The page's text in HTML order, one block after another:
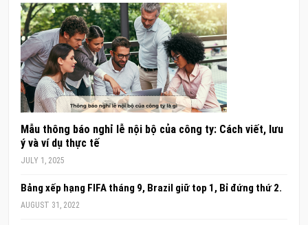
Mẫu thông báo nghỉ lễ nội bộ của công ty: Cách viết, lưu
ý và ví dụ thực tế
JULY 1, 2025
Bảng xếp hạng FIFA tháng 9, Brazil giữ top 1, Bỉ đứng thứ 2.
AUGUST 31, 2022